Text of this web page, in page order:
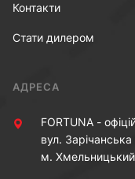
Контакти
Стати дилером
АДРЕСА
FORTUNA -
вул. Зарічанська
м.